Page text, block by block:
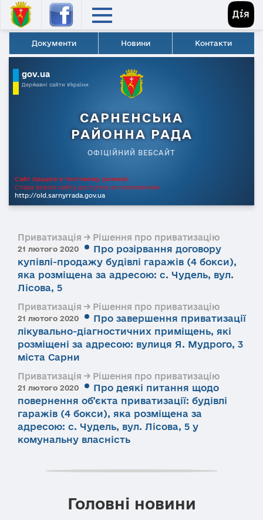
Документи Новини Контакти
gov.ua
Державні сайти України
САРНЕНСЬКА
РАЙОННА РАДА
ОФІЦІЙНИЙ ВЕБСАЙТ
Сайт працює в тестовому режимі.
Стара версія сайту доступна за посиланням
http://old.sarnyrrada.gov.ua
Приватизація → Рішення про приватизацію
21 лютого 2020
Про розірвання договору
купівлі-продажу будівлі гаражів (4 бокси),
яка розміщена за адресою: с. Чудель, вул.
Лісова, 5
Приватизація → Рішення про приватизацію
21 лютого 2020
Про завершення приватизації
лікувально-діагностичних приміщень, які
розміщені за адресою: вулиця Я. Мудрого, 3
міста Сарни
Приватизація → Рішення про приватизацію
21 лютого 2020
Про деякі питання щодо
повернення об’єкта приватизації: будівлі
гаражів (4 бокси), яка розміщена за
адресою: с. Чудель, вул. Лісова, 5 у
комунальну власність
Головні новини